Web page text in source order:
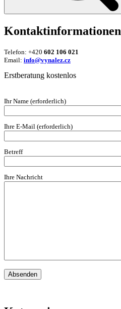
Kontaktinformationen
Telefon: +420 602 106 021
Email: info@vynalez.cz
Erstberatung kostenlos
Ihr Name (erforderlich)
Ihre E-Mail (erforderlich)
Betreff
Ihre Nachricht